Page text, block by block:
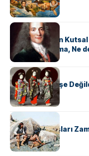
KÜLTÜR
Voltaire Neden
Kutsal, Ne Roma, Ne
KÜLTÜR
Geyşalar Fahişe
KÜLTÜR
Apache Savaşları